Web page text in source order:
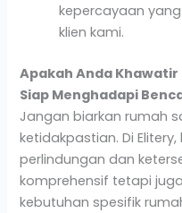
kepercayaan
klien kami.
Apakah Anda Khawatir
Siap Menghadapi
Jangan biarkan rumah
ketidakpastian. Di
perlindungan dan
komprehensif tetapi
kebutuhan spesifik